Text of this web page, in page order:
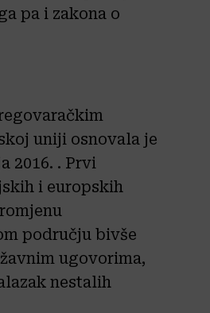
pa i zakona o
uniji osnovala je
2016. . Prvi
i europskih
području bivše
ugovorima,
nestalih